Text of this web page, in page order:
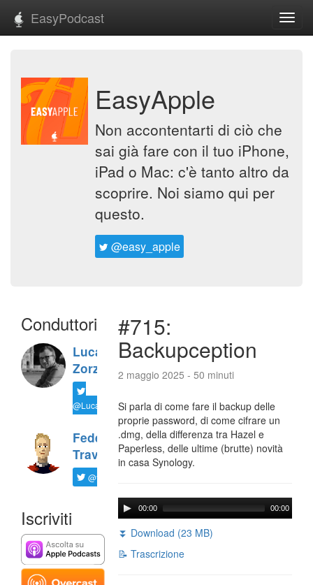
EasyPodcast
EasyApple
Non accontentarti di ciò che
sai già fare con il tuo iPhone,
iPad o Mac: c'è tanto altro da
scoprire. Noi siamo qui per
questo.
@easy_apple
Conduttori
Luca
Zorzi
@LucaTNT
Federico
Travaini
@ftrava
Iscriviti
#715:
Backupception
2 maggio 2025 - 50 minuti
Si parla di come fare il backup delle
proprie password, di come cifrare un
.dmg, della differenza tra Hazel e
Paperless, delle ultime (brutte) novità
in casa Synology.
00:00 00:00
⏬ Download (23 MB)
📝 Trascrizione